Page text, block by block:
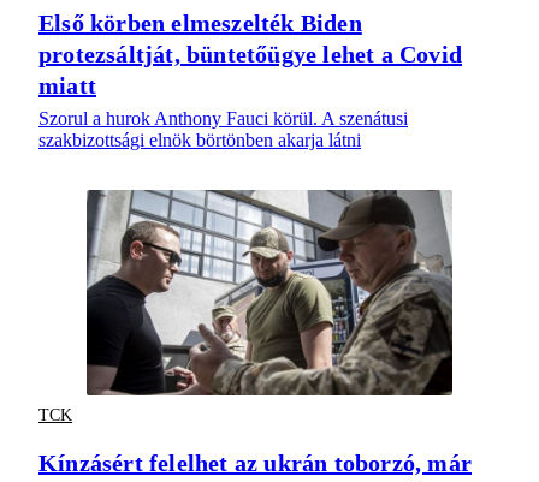
Első körben elmeszelték Biden
protezsáltját, büntetőügye lehet a Covid
miatt
Szorul a hurok Anthony Fauci körül. A szenátusi
szakbizottsági elnök börtönben akarja látni
TCK
Kínzásért felelhet az ukrán toborzó, már